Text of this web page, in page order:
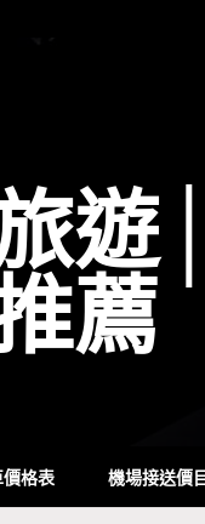
遊
薦
格表 機場接送價